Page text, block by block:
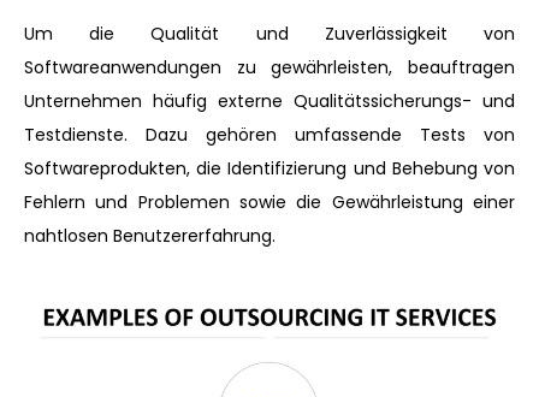
Um die Qualität und Zuverlässigkeit von
Softwareanwendungen zu gewährleisten, beauftragen
Unternehmen häufig externe Qualitätssicherungs- und
Testdienste. Dazu gehören umfassende Tests von
Softwareprodukten, die Identifizierung und Behebung von
Fehlern und Problemen sowie die Gewährleistung einer
nahtlosen Benutzererfahrung.